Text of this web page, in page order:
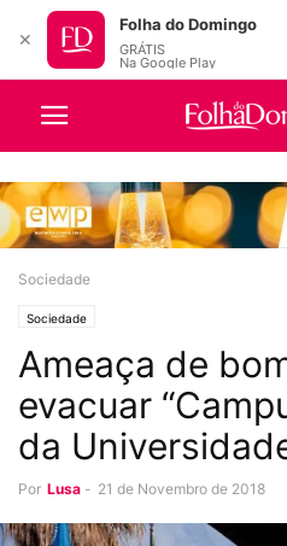
Sociedade
Sociedade
Ameaça de
evacuar
da
Por Lusa - 21 de Novembro de 2018
✕
Folha do Domingo
GRÁTIS
Na Google Play